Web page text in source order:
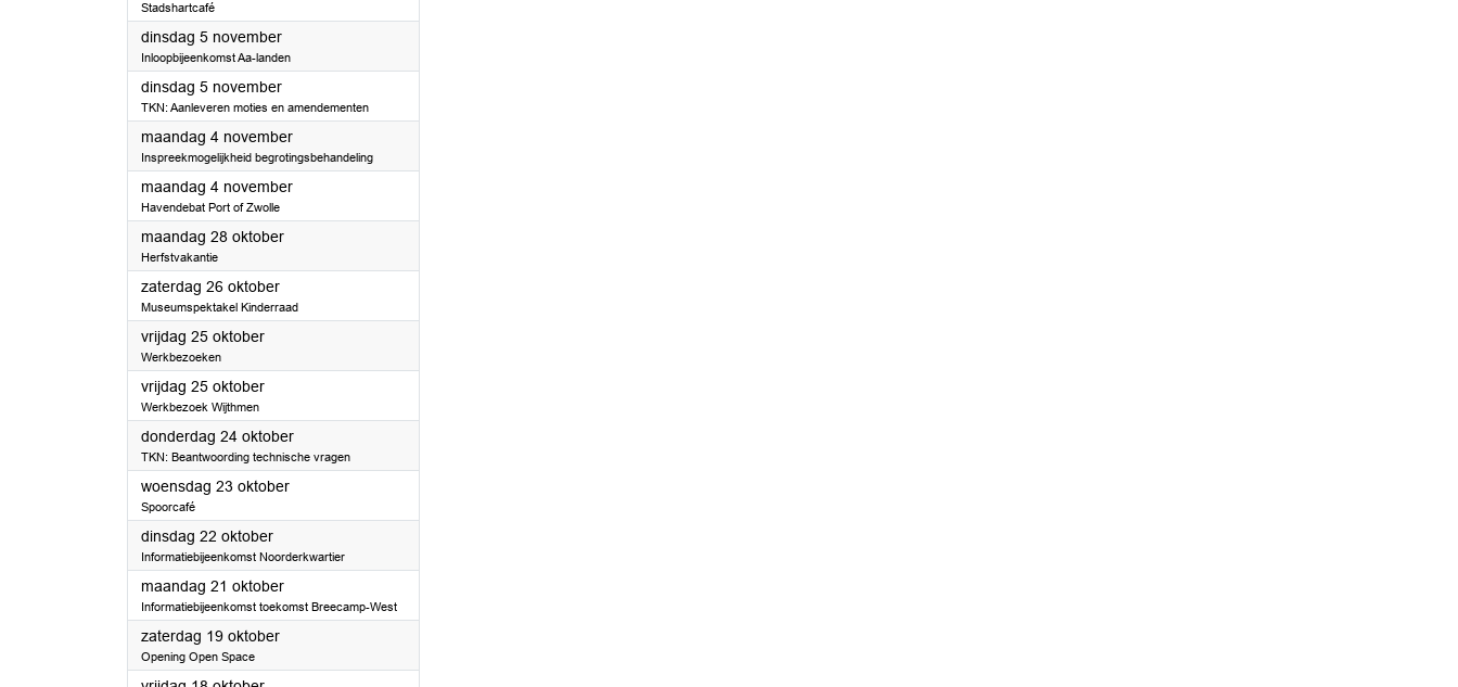
Stadshartcafé
dinsdag 5 november2024
Inloopbijeenkomst Aa-landen
dinsdag 5 november2024
TKN: Aanleveren moties en amendementen
maandag 4 november2024
Inspreekmogelijkheid begrotingsbehandeling
maandag 4 november2024
Havendebat Port of Zwolle
maandag 28 oktober2024
Herfstvakantie
zaterdag 26 oktober2024
Museumspektakel Kinderraad
vrijdag 25 oktober2024
Werkbezoeken
vrijdag 25 oktober2024
Werkbezoek Wijthmen
donderdag 24 oktober2024
TKN: Beantwoording technische vragen
woensdag 23 oktober2024
Spoorcafé
dinsdag 22 oktober2024
Informatiebijeenkomst Noorderkwartier
maandag 21 oktober2024
Informatiebijeenkomst toekomst Breecamp-West
zaterdag 19 oktober2024
Opening Open Space